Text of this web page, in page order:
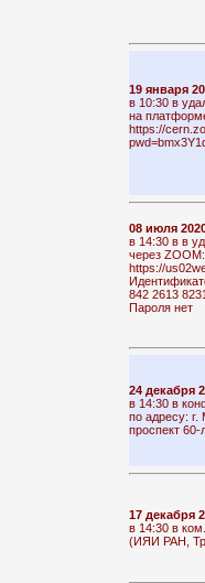
19 января
в 10:30 в
на
https://
08 июля
в 14:30 в в
через ZOOM:
https://
842 2613 8231
Пароля нет
24 декабря
в 14:30 в
по адресу: г.
проспект
17 декабря
в 14:30 в
(ИЯИ РАН,